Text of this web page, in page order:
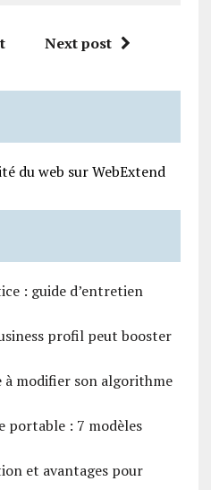
Next post
du web sur WebExtend
: guide d’entretien
profil peut booster
à modifier son algorithme
portable : 7 modèles
et avantages pour